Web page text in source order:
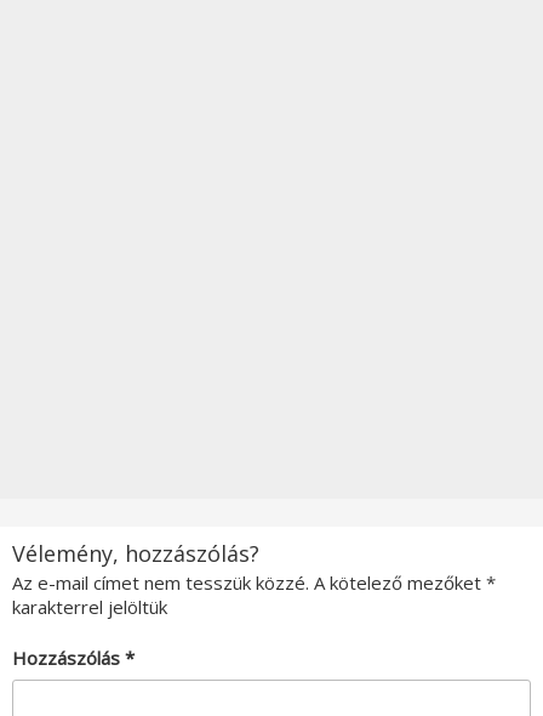
Vélemény, hozzászólás?
Az e-mail címet nem tesszük közzé. A kötelező mezőket *
karakterrel jelöltük
Hozzászólás *